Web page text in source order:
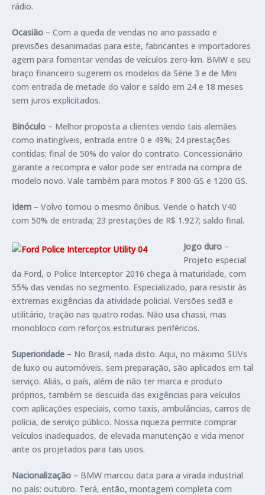
rádio.
Ocasião – Com a queda de vendas no ano passado e
previsões desanimadas para este, fabricantes e importadores
agem para fomentar vendas de veículos zero-km. BMW e seu
braço financeiro sugerem os modelos da Série 3 e de Mini
com entrada de metade do valor e saldo em 24 e 18 meses
sem juros explicitados.
Binóculo – Melhor proposta a clientes vendo tais alemães
como inatingíveis, entrada entre 0 e 49%; 24 prestações
contidas; final de 50% do valor do contrato. Concessionário
garante a recompra e valor pode ser entrada na compra de
modelo novo. Vale também para motos F 800 GS e 1200 GS.
Idem – Volvo tomou o mesmo ônibus. Vende o hatch V40
com 50% de entrada; 23 prestações de R$ 1.927; saldo final.
Jogo duro –
Projeto especial
da Ford, o Police Interceptor 2016 chega à maturidade, com
55% das vendas no segmento. Especializado, para resistir às
extremas exigências da atividade policial. Versões sedã e
utilitário, tração nas quatro rodas. Não usa chassi, mas
monobloco com reforços estruturais periféricos.
Superioridade – No Brasil, nada disto. Aqui, no máximo SUVs
de luxo ou automóveis, sem preparação, são aplicados em tal
serviço. Aliás, o país, além de não ter marca e produto
próprios, também se descuida das exigências para veículos
com aplicações especiais, como taxis, ambulâncias, carros de
polícia, de serviço público. Nossa riqueza permite comprar
veículos inadequados, de elevada manutenção e vida menor
ante os projetados para tais usos.
Nacionalização – BMW marcou data para a virada industrial
no país: outubro. Terá, então, montagem completa com